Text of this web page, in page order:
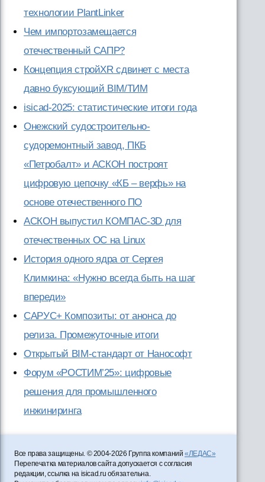
технологии PlantLinker
Чем импортозамещается
отечественный САПР?
Концепция стройXR сдвинет с места
давно буксующий BIM/ТИМ
isicad-2025: статистические итоги года
Онежский судостроительно-
судоремонтный завод, ПКБ
«Петробалт» и АСКОН построят
цифровую цепочку «КБ – верфь» на
основе отечественного ПО
АСКОН выпустил КОМПАС-3D для
отечественных ОС на Linux
История одного ядра от Сергея
Климкина: «Нужно всегда быть на шаг
впереди»
САРУС+ Композиты: от анонса до
релиза. Промежуточные итоги
Открытый BIM-стандарт от Нанософт
Форум «РОСТИМ’25»: цифровые
решения для промышленного
инжиниринга
Все права защищены. © 2004-2026 Группа компаний«ЛЕДАС»
Перепечатка материалов сайта допускается с согласия
редакции, ссылка на isicad.ru обязательна.